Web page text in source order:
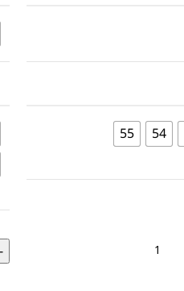
54
55